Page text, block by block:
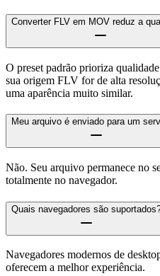
Converter FLV em MOV reduz a
O preset padrão prioriza
sua origem FLV for de alta
uma aparência muito similar.
Meu arquivo é enviado para um
Não. Seu arquivo permanece no
totalmente no navegador.
Quais navegadores são
Navegadores modernos de
oferecem a melhor experiência.